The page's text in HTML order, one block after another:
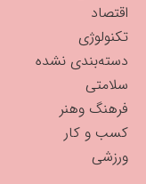
اقتصاد
تکنولوژی
دسته‌بندی نشده
سلامتی
فرهنگ وهنر
کسب و کار
ورزشی